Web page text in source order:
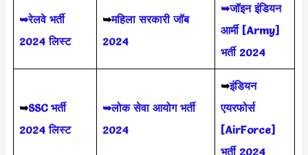
➥रेलवे भर्ती
2024 लिस्ट
➥महिला सरकारी जॉब
2024
➥जॉइन इंडियन
आर्मी [Army]
भर्ती 2024
➥SSC भर्ती
2024 लिस्ट
➥लोक सेवा आयोग भर्ती
2024
➥इंडियन
एयरफोर्स
[AirForce]
भर्ती 2024